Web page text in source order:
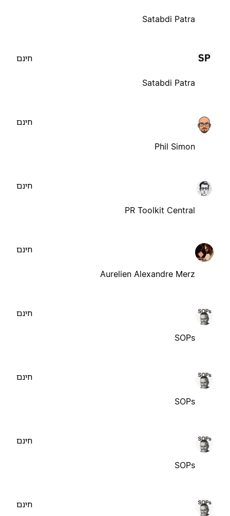
Satabdi Patra
Satabdi Patra
חינם
Phil Simon
חינם
PR Toolkit Central
חינם
Aurelien Alexandre Merz
חינם
SOPs
חינם
SOPs
חינם
SOPs
חינם
חינם